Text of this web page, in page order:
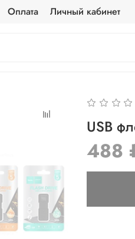
Оплата Личный кабинет
USB
488